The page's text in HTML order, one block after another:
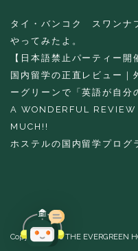
タイ・バンコク スワンナ
やってみたよ。
【日本語禁止パーティー
国内留学の正直レビュー
ーグリーンで「英語が自分
A WONDERFUL
MUCH!!
ホステルの国内留学プログ
Copyright 2016 THE EVERGREEN